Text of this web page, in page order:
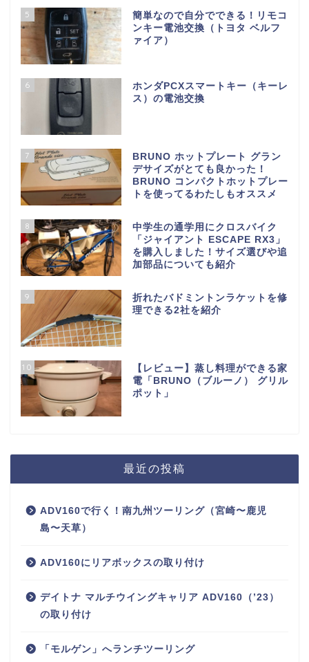
5
簡単なので自分でできる！リモコ
ンキー電池交換（トヨタ ベルフ
ァイア）
6
ホンダPCXスマートキー（キーレ
ス）の電池交換
7
BRUNO ホットプレート グラン
デサイズがとても良かった！
BRUNO コンパクトホットプレー
トを使ってるわたしもオススメ
8
中学生の通学用にクロスバイク
「ジャイアント ESCAPE RX3」
を購入しました！サイズ選びや追
加部品についても紹介
9
折れたバドミントンラケットを修
理できる2社を紹介
10
【レビュー】蒸し料理ができる家
電「BRUNO（ブルーノ） グリル
ポット」
最近の投稿
ADV160で行く！南九州ツーリング（宮崎〜鹿児
島〜天草）
ADV160にリアボックスの取り付け
デイトナ マルチウイングキャリア ADV160（’23）
の取り付け
「モルゲン」へランチツーリング